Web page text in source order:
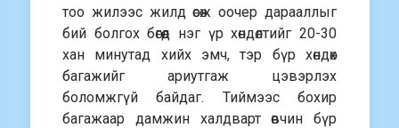
тоо жилээс жилд өсөж оочер дарааллыг
бий болгох бөгөөд нэг үр хөндөлтийг 20-30
хан минутад хийх эмч, тэр бүр хөндөх
багажийг ариутгаж цэвэрлэх
боломжгүй байдаг. Тиймээс бохир
багажаар дамжин халдварт өвчин бүр